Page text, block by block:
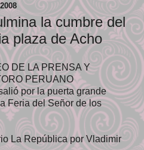
la cumbre del
plaza de Acho
DE LA PRENSA Y
PERUANO
por la puerta grande
Feria del Señor de los
La República por Vladimir